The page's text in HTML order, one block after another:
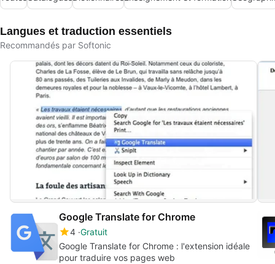
Langues et traduction essentiels
Recommandés par Softonic
Google Translate for Chrome
4 Gratuit
Google Translate for Chrome : l'extension idéale
pour traduire vos pages web